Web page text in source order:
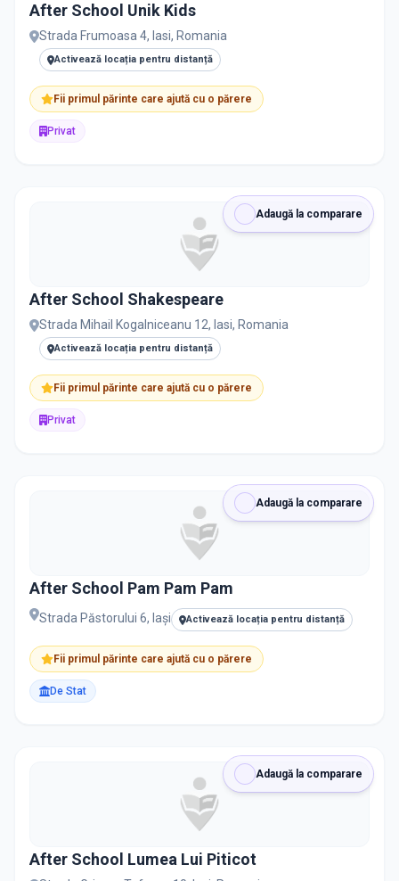
Toate Filtrele
After School Unik Kids
Strada Frumoasa 4, Iasi, Romania
Activează locația pentru distanță
Fii primul părinte care ajută cu o părere
Privat
Adaugă la comparare
After School Shakespeare
Strada Mihail Kogalniceanu 12, Iasi, Romania
Activează locația pentru distanță
Fii primul părinte care ajută cu o părere
Privat
Adaugă la comparare
After School Pam Pam Pam
Strada Păstorului 6, Iași Activează locația pentru distanță
Fii primul părinte care ajută cu o părere
De Stat
Adaugă la comparare
After School Lumea Lui Piticot